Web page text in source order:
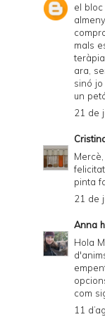
el
mals
ara,
sinó
un
21 de
pinta
21 de
Anna
Hola
com
11